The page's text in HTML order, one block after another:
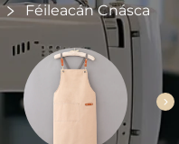
Féileacán Cnásca